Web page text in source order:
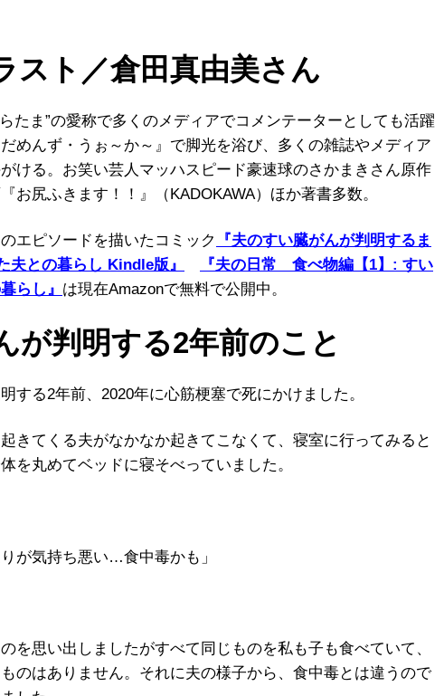
スト／倉田真由美さん
たま”の愛称で多くのメディアでコメンテーターとしても活躍
めんず・うぉ～か～』で脚光を浴び、多くの雑誌やメディア
ける。お笑い芸人マッハスピード豪速球のさかまきさん原作
お尻ふきます！！』（KADOKAWA）ほか著書多数。
エピソードを描いたコミック
『夫のすい臓がんが判明するま
夫との暮らし Kindle版』
『夫の日常 食べ物編【1】: すい
らし』 は現在Amazonで無料で公開中。
が判明する2年前のこと
する2年前、2020年に心筋梗塞で死にかけました。
きてくる夫がなかなか起きてこなくて、寝室に行ってみると
を丸めてベッドに寝そべっていました。
が気持ち悪い…食中毒かも」
を思い出しましたがすべて同じものを私も子も食べていて、
のはありません。それに夫の様子から、食中毒とは違うので